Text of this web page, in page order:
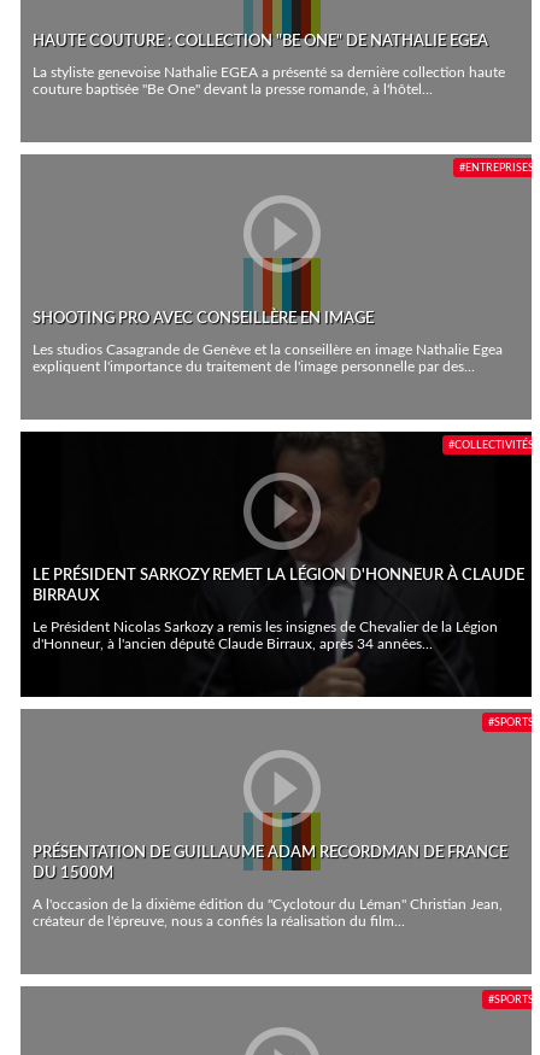
HAUTE COUTURE : COLLECTION "BE ONE" DE NATHALIE EGEA
La styliste genevoise Nathalie EGEA a présenté sa dernière collection haute
couture baptisée "Be One" devant la presse romande, à l'hôtel...
SHOOTING PRO AVEC CONSEILLÈRE EN IMAGE
Les studios Casagrande de Genève et la conseillère en image Nathalie Egea
expliquent l'importance du traitement de l'image personnelle par des...
#ENTREPRISES
LE PRÉSIDENT SARKOZY REMET LA LÉGION D'HONNEUR À CLAUDE
BIRRAUX
Le Président Nicolas Sarkozy a remis les insignes de Chevalier de la Légion
d'Honneur, à l'ancien député Claude Birraux, après 34 années...
#COLLECTIVITÉS
PRÉSENTATION DE GUILLAUME ADAM RECORDMAN DE FRANCE
DU 1500M
A l'occasion de la dixième édition du "Cyclotour du Léman" Christian Jean,
créateur de l'épreuve, nous a confiés la réalisation du film...
#SPORTS
#SPORTS